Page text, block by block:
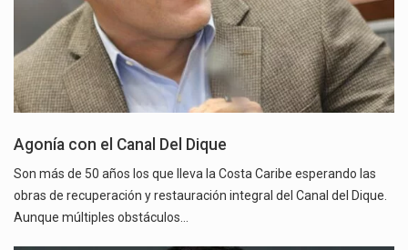
Agonía con el Canal Del Dique
Son más de 50 años los que lleva la Costa Caribe esperando las
obras de recuperación y restauración integral del Canal del Dique.
Aunque múltiples obstáculos…